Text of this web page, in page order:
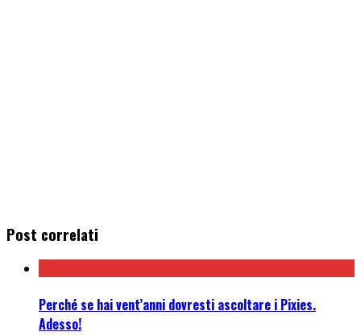
Post correlati
Perché se hai vent’anni dovresti ascoltare i Pixies.
Adesso!